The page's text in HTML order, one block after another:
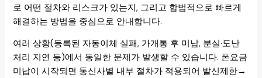
로 어떤 절차와 리스크가 있는지, 그리고 합법적으로 빠르게
해결하는 방법을 중심으로 안내합니다.
여러 상황(등록된 자동이체 실패, 가개통 후 미납, 분실·도난
처리 지연 등)에서 동일한 문제가 발생할 수 있습니다. 폰요금
미납이 시작되면 통신사별 내부 절차가 적용되어 발신제한→